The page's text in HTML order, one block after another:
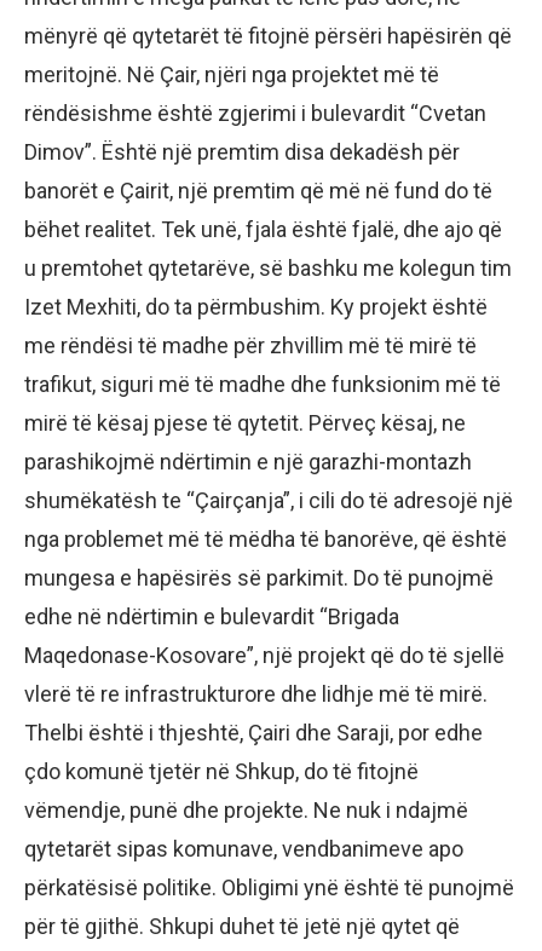
mënyrë që qytetarët të fitojnë përsëri hapësirën që
meritojnë. Në Çair, njëri nga projektet më të
rëndësishme është zgjerimi i bulevardit “Cvetan
Dimov”. Është një premtim disa dekadësh për
banorët e Çairit, një premtim që më në fund do të
bëhet realitet. Tek unë, fjala është fjalë, dhe ajo që
u premtohet qytetarëve, së bashku me kolegun tim
Izet Mexhiti, do ta përmbushim. Ky projekt është
me rëndësi të madhe për zhvillim më të mirë të
trafikut, siguri më të madhe dhe funksionim më të
mirë të kësaj pjese të qytetit. Përveç kësaj, ne
parashikojmë ndërtimin e një garazhi-montazh
shumëkatësh te “Çairçanja”, i cili do të adresojë një
nga problemet më të mëdha të banorëve, që është
mungesa e hapësirës së parkimit. Do të punojmë
edhe në ndërtimin e bulevardit “Brigada
Maqedonase-Kosovare”, një projekt që do të sjellë
vlerë të re infrastrukturore dhe lidhje më të mirë.
Thelbi është i thjeshtë, Çairi dhe Saraji, por edhe
çdo komunë tjetër në Shkup, do të fitojnë
vëmendje, punë dhe projekte. Ne nuk i ndajmë
qytetarët sipas komunave, vendbanimeve apo
përkatësisë politike. Obligimi ynë është të punojmë
për të gjithë. Shkupi duhet të jetë një qytet që